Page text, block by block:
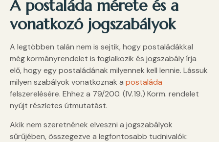
A postaláda mérete és a
vonatkozó jogszabályok
A legtöbben talán nem is sejtik, hogy postaládákkal
még kormányrendelet is foglalkozik és jogszabály írja
elő, hogy egy postaládának milyennek kell lennie. Lássuk
milyen szabályok vonatkoznak a postaláda
felszerelésére. Ehhez a 79/200. (IV.19.) Korm. rendelet
nyújt részletes útmutatást.
Akik nem szeretnének elveszni a jogszabályok
sűrűjében, összegezve a legfontosabb tudnivalók: